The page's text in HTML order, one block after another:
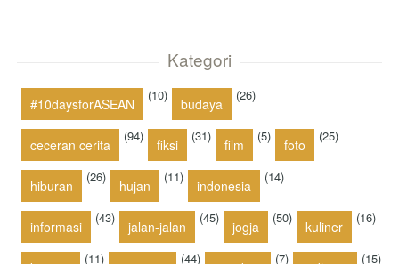
Kategori
#10daysforASEAN
(10)
budaya
(26)
ceceran cerita
(94)
fiksi
(31)
film
(5)
foto
(25)
hiburan
(26)
hujan
(11)
indonesia
(14)
informasi
(43)
jalan-jalan
(45)
jogja
(50)
kuliner
(16)
(11) (44) (7) (15)